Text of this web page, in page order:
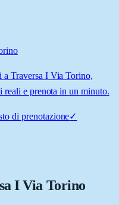
Traversa I Via Torino,
reali e prenota in un minuto.
di prenotazione✓
I Via Torino